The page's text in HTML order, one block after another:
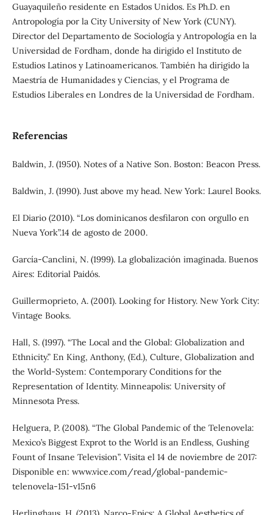
Guayaquileño residente en Estados Unidos. Es Ph.D. en
Antropología por la City University of New York (CUNY).
Director del Departamento de Sociología y Antropología en la
Universidad de Fordham, donde ha dirigido el Instituto de
Estudios Latinos y Latinoamericanos. También ha dirigido la
Maestría de Humanidades y Ciencias, y el Programa de
Estudios Liberales en Londres de la Universidad de Fordham.
Referencias
Baldwin, J. (1950). Notes of a Native Son. Boston: Beacon Press.
Baldwin, J. (1990). Just above my head. New York: Laurel Books.
El Diario (2010). “Los dominicanos desfilaron con orgullo en
Nueva York”.14 de agosto de 2000.
García-Canclini, N. (1999). La globalización imaginada. Buenos
Aires: Editorial Paidós.
Guillermoprieto, A. (2001). Looking for History. New York City:
Vintage Books.
Hall, S. (1997). “The Local and the Global: Globalization and
Ethnicity.” En King, Anthony, (Ed.), Culture, Globalization and
the World-System: Contemporary Conditions for the
Representation of Identity. Minneapolis: University of
Minnesota Press.
Helguera, P. (2008). “The Global Pandemic of the Telenovela:
Mexico’s Biggest Exprot to the World is an Endless, Gushing
Fount of Insane Television”. Visita el 14 de noviembre de 2017:
Disponible en: www.vice.com/read/global-pandemic-
telenovela-151-v15n6